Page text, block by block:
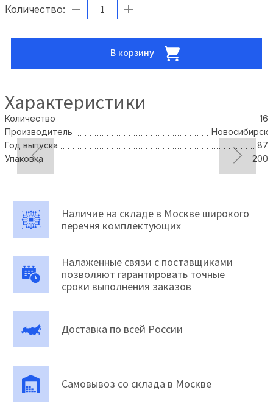
Количество:
В корзину
Характеристики
Количество
16
Производитель
Новосибирск
Год выпуска
87
Упаковка
200
Наличие на складе в Москве широкого
перечня комплектующих
Налаженные связи с поставщиками
позволяют гарантировать точные
сроки выполнения заказов
Доставка по всей России
Самовывоз со склада в Москве